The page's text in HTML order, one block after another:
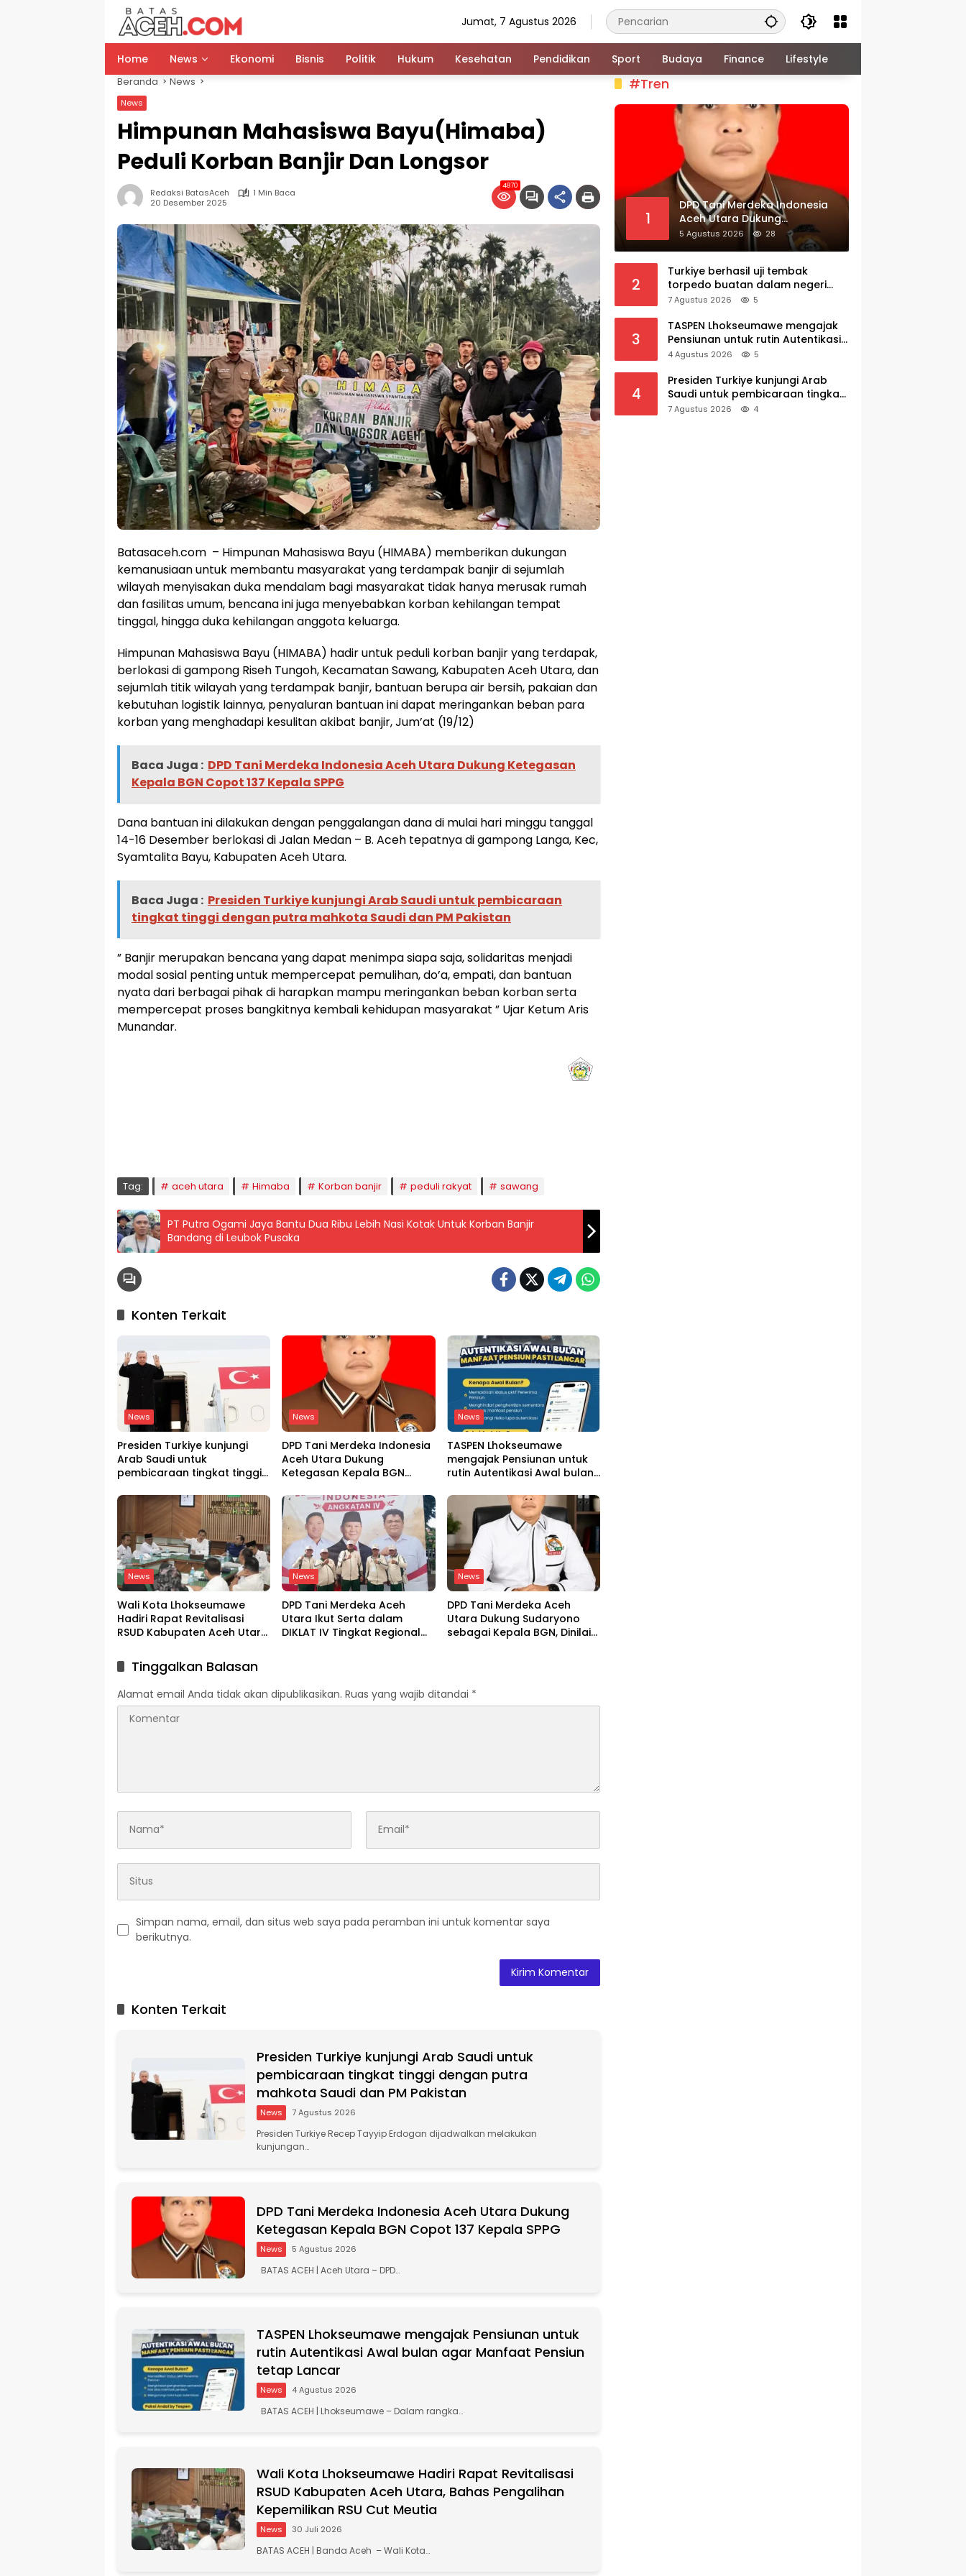
Jumat, 7 Agustus 2026
Home News Ekonomi Bisnis Politik Hukum Kesehatan Pendidikan Sport Budaya Finance Lifestyle
Beranda News
News
Himpunan Mahasiswa Bayu(Himaba)
Peduli Korban Banjir Dan Longsor
Redaksi BatasAceh
1 Min Baca
20 Desember 2025
4870
Batasaceh.com – Himpunan Mahasiswa Bayu (HIMABA) memberikan dukungan
kemanusiaan untuk membantu masyarakat yang terdampak banjir di sejumlah
wilayah menyisakan duka mendalam bagi masyarakat tidak hanya merusak rumah
dan fasilitas umum, bencana ini juga menyebabkan korban kehilangan tempat
tinggal, hingga duka kehilangan anggota keluarga.
Himpunan Mahasiswa Bayu (HIMABA) hadir untuk peduli korban banjir yang terdapak,
berlokasi di gampong Riseh Tungoh, Kecamatan Sawang, Kabupaten Aceh Utara, dan
sejumlah titik wilayah yang terdampak banjir, bantuan berupa air bersih, pakaian dan
kebutuhan logistik lainnya, penyaluran bantuan ini dapat meringankan beban para
korban yang menghadapi kesulitan akibat banjir, Jum’at (19/12)
Baca Juga : DPD Tani Merdeka Indonesia Aceh Utara Dukung Ketegasan
Kepala BGN Copot 137 Kepala SPPG
Dana bantuan ini dilakukan dengan penggalangan dana di mulai hari minggu tanggal
14-16 Desember berlokasi di Jalan Medan – B. Aceh tepatnya di gampong Langa, Kec,
Syamtalita Bayu, Kabupaten Aceh Utara.
Baca Juga : Presiden Turkiye kunjungi Arab Saudi untuk pembicaraan
tingkat tinggi dengan putra mahkota Saudi dan PM Pakistan
” Banjir merupakan bencana yang dapat menimpa siapa saja, solidaritas menjadi
modal sosial penting untuk mempercepat pemulihan, do’a, empati, dan bantuan
nyata dari berbagai pihak di harapkan mampu meringankan beban korban serta
mempercepat proses bangkitnya kembali kehidupan masyarakat ” Ujar Ketum Aris
Munandar.
Tag: aceh utara Himaba Korban banjir peduli rakyat sawang
PT Putra Ogami Jaya Bantu Dua Ribu Lebih Nasi Kotak Untuk Korban Banjir
Bandang di Leubok Pusaka
Konten Terkait
News
Presiden Turkiye kunjungi
Arab Saudi untuk
pembicaraan tingkat tinggi
Saudi dan PM Pakistan
News
DPD Tani Merdeka Indonesia
Aceh Utara Dukung
Ketegasan Kepala BGN
News
TASPEN Lhokseumawe
mengajak Pensiunan untuk
rutin Autentikasi Awal bulan
Lancar
News
Wali Kota Lhokseumawe
Hadiri Rapat Revitalisasi
RSUD Kabupaten Aceh Utara,
Kepemilikan RSU Cut Meutia
News
DPD Tani Merdeka Aceh
Utara Ikut Serta dalam
DIKLAT IV Tingkat Regional
News
DPD Tani Merdeka Aceh
Utara Dukung Sudaryono
sebagai Kepala BGN, Dinilai
Tinggalkan Balasan
Alamat email Anda tidak akan dipublikasikan. Ruas yang wajib ditandai *
Simpan nama, email, dan situs web saya pada peramban ini untuk komentar saya
berikutnya.
e Konten Terkait
Presiden Turkiye kunjungi Arab Saudi untuk
pembicaraan tingkat tinggi dengan putra
mahkota Saudi dan PM Pakistan
News 7 Agustus 2026
Presiden Turkiye Recep Tayyip Erdogan dijadwalkan melakukan
kunjungan…
DPD Tani Merdeka Indonesia Aceh Utara Dukung
Ketegasan Kepala BGN Copot 137 Kepala SPPG
News 5 Agustus 2026
BATAS ACEH | Aceh Utara – DPD…
TASPEN Lhokseumawe mengajak Pensiunan untuk
rutin Autentikasi Awal bulan agar Manfaat Pensiun
tetap Lancar
News 4 Agustus 2026
BATAS ACEH | Lhokseumawe – Dalam rangka…
Wali Kota Lhokseumawe Hadiri Rapat Revitalisasi
RSUD Kabupaten Aceh Utara, Bahas Pengalihan
Kepemilikan RSU Cut Meutia
News 30 Juli 2026
BATAS ACEH | Banda Aceh – Wali Kota…
#Tren
1
DPD Tani Merdeka Indonesia
Aceh Utara Dukung
Ketegasan Kepala BGN
Copot 137 Kepala SPPG
5 Agustus 2026 28
2
Turkiye berhasil uji tembak
torpedo buatan dalam negeri
AKYA
7 Agustus 2026 5
3
TASPEN Lhokseumawe mengajak
Pensiunan untuk rutin Autentikasi
Awal bulan agar Manfaat Pensiun
4 Agustus 2026 5
4
Presiden Turkiye kunjungi Arab
Saudi untuk pembicaraan tingkat
tinggi dengan putra mahkota
7 Agustus 2026 4